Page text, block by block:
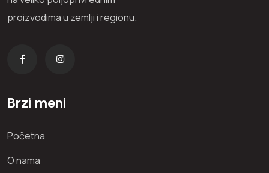
proizvodima u zemlji i regionu.
Brzi meni
Početna
O nama